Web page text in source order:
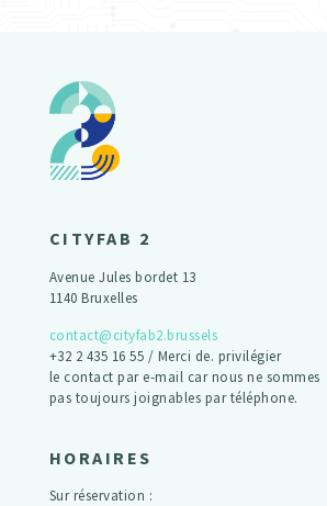
CITYFAB 2
Avenue Jules bordet 13
1140 Bruxelles
contact@cityfab2.brussels
+32 2 435 16 55 / Merci de. privilégier
le contact par e-mail car nous ne sommes
pas toujours joignables par téléphone.
HORAIRES
Sur réservation :